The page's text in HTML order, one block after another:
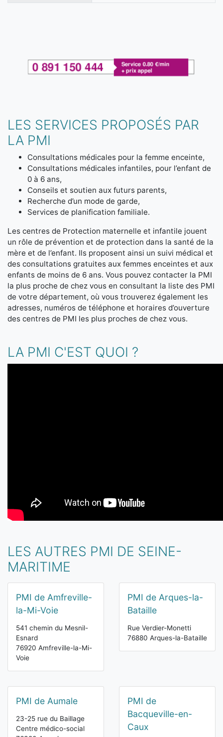
LES SERVICES PROPOSÉS PAR
LA PMI
Consultations médicales pour la femme enceinte,
Consultations médicales infantiles, pour l’enfant de
0 à 6 ans,
Conseils et soutien aux futurs parents,
Recherche d’un mode de garde,
Services de planification familiale.
Les centres de Protection maternelle et infantile jouent
un rôle de prévention et de protection dans la santé de la
mère et de l’enfant. Ils proposent ainsi un suivi médical et
des consultations gratuites aux femmes enceintes et aux
enfants de moins de 6 ans. Vous pouvez contacter la PMI
la plus proche de chez vous en consultant la liste des PMI
de votre département, où vous trouverez également les
adresses, numéros de téléphone et horaires d’ouverture
des centres de PMI les plus proches de chez vous.
LA PMI C'EST QUOI ?
LES AUTRES PMI DE SEINE-
MARITIME
PMI de Amfreville-
la-Mi-Voie
541 chemin du Mesnil-
Esnard
76920 Amfreville-la-Mi-
Voie
PMI de Arques-la-
Bataille
Rue Verdier-Monetti
76880 Arques-la-Bataille
PMI de Aumale
23-25 rue du Baillage
Centre médico-social
PMI de
Bacqueville-en-
Caux